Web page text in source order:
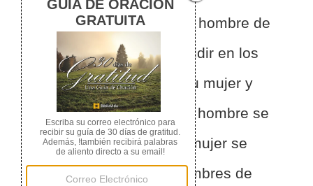
hambre en el país. Y un hombre de
Belén de Judá fue a residir en los
campos de Moab con su mujer y
sus dos hijos.
2 Aquel hombre se
llamaba Elimelec, y su mujer se
llamaba Noemí. Los nombres de